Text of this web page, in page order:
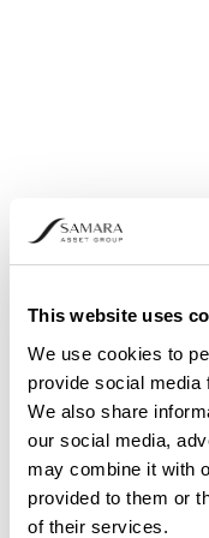
This website uses
We use cookies to
provide social media
We also share
our social media,
may combine it with
provided to them or
of their services.